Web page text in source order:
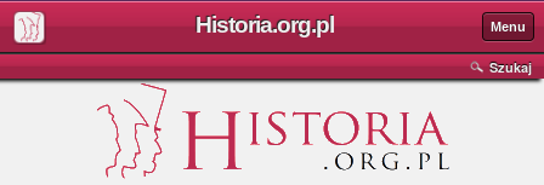
Historia.org.pl Menu
Szukaj